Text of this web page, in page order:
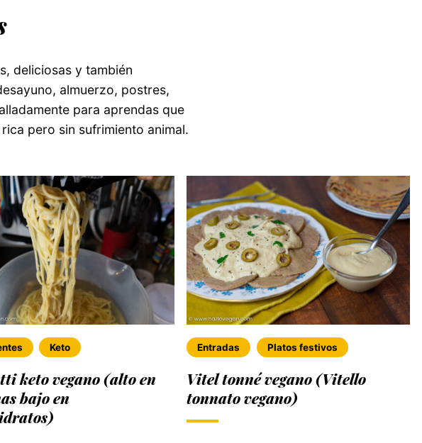
deliciosas y también
almuerzo, postres,
para aprendas que
pero sin sufrimiento animal.
Keto
keto vegano (alto en
bajo en
Entradas Platos festivos
Vitel tonné vegano (Vitello
tonnato vegano)